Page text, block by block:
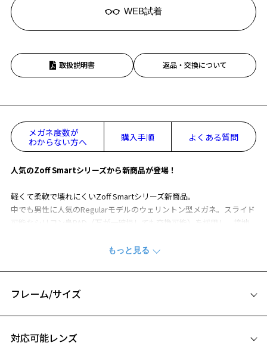
WEB試着
取扱説明書 返品・交換について
メガネ度数が
わからない方へ
購入手順 よくある質問
人気のZoff Smartシリーズから新商品が登場！
軽くて柔軟で壊れにくいZoff Smartシリーズ新商品。
中でも男性に人気のRegularモデルのウェリントン型メガネ。スライド
可能なシリコン鼻PAD（万が一破損しても交換可能）を採用し、接地
「Zoff SMARTとは」
・長時間の使用でも疲れにくい軽さを実現。
・フレームがしなやかな為、壊れにくく、フィット感も抜群。
・微調整可能なラバーモダンでいつでも快適なかけ心地。
フレーム/サイズ
対応可能レンズ